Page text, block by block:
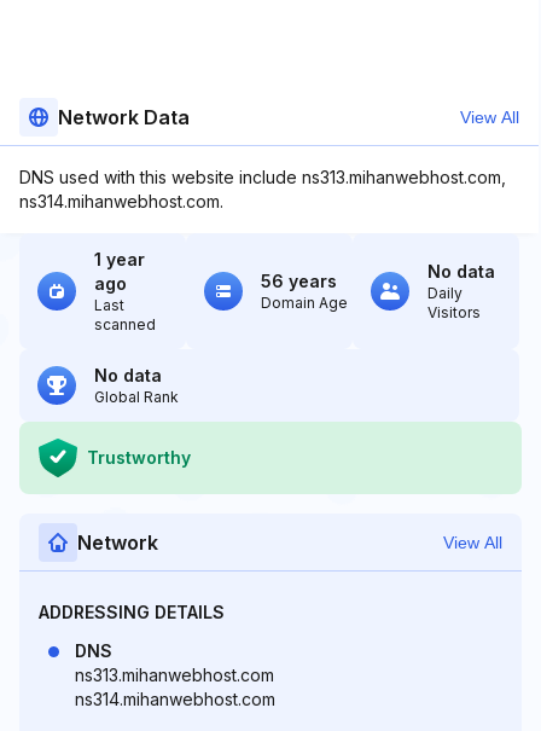
Network Data View All
DNS used with this website include ns313.mihanwebhost.com,
ns314.mihanwebhost.com.
1 year
ago
Last
scanned
56 years
Domain Age
No data
Daily
Visitors
No data
Global Rank
Trustworthy
Network View All
ADDRESSING DETAILS
DNS
ns313.mihanwebhost.com
ns314.mihanwebhost.com